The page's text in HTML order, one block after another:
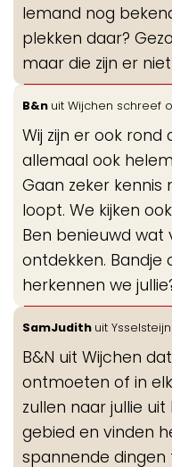
Iemand nog
plekken daar?
maar die zijn er niet
B&n uit Wijchen schreef
Wij zijn er ook rond
allemaal ook
Gaan zeker kennis
loopt. We kijken
Ben benieuwd wat
ontdekken. Bandje
herkennen we
SamJudith uit Ysselsteijn
B&N uit Wijchen
ontmoeten of in
zullen naar jullie uit
gebied en vinden
spannende dingen